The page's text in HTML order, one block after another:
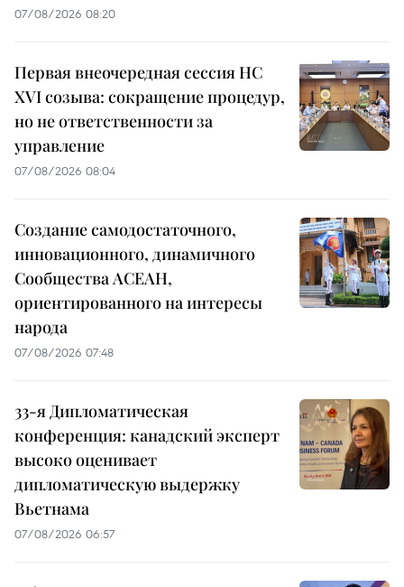
07/08/2026 08:20
Первая внеочередная сессия НС
XVI созыва: сокращение процедур,
но не ответственности за
управление
07/08/2026 08:04
Создание самодостаточного,
инновационного, динамичного
Сообщества АСЕАН,
ориентированного на интересы
народа
07/08/2026 07:48
33-я Дипломатическая
конференция: канадский эксперт
высоко оценивает
дипломатическую выдержку
Вьетнама
07/08/2026 06:57